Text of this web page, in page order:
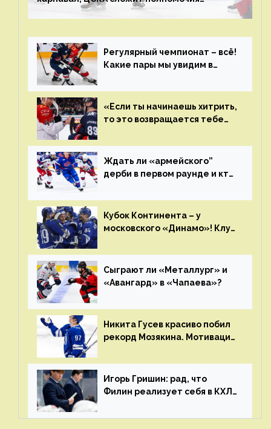
чемпиона. Превью первого раунда плей-офф
на Западе
Регулярный чемпионат – всё!
Какие пары мы увидим в
«Если ты начинаешь хитрить,
то это возвращается тебе
Ждать ли «армейского”
дерби в первом раунде и кто
Главные интриги последнего
дня «регулярки” КХЛ
Кубок Континента – у
московского «Динамо»! Клуб
сезон
Сыграют ли «Металлург» и
«Авангард» в «Чапаева»?
Никита Гусев красиво побил
рекорд Мозякина. Мотивации
много
Игорь Гришин: рад, что
Филин реализует себя в КХЛ
стали загонять его в рамки